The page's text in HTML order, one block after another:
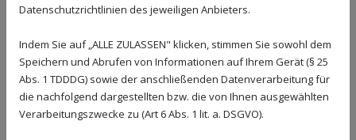
Datenschutzrichtlinien des jeweiligen Anbieters.
Indem Sie auf „ALLE ZULASSEN" klicken, stimmen Sie sowohl dem
Speichern und Abrufen von Informationen auf Ihrem Gerät (§ 25
Abs. 1 TDDDG) sowie der anschließenden Datenverarbeitung für
die nachfolgend dargestellten bzw. die von Ihnen ausgewählten
Verarbeitungszwecke zu (Art 6 Abs. 1 lit. a. DSGVO).